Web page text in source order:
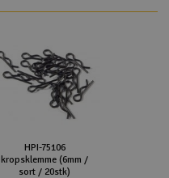
HPI-75106
kropsklemme (6mm /
sort / 20stk)